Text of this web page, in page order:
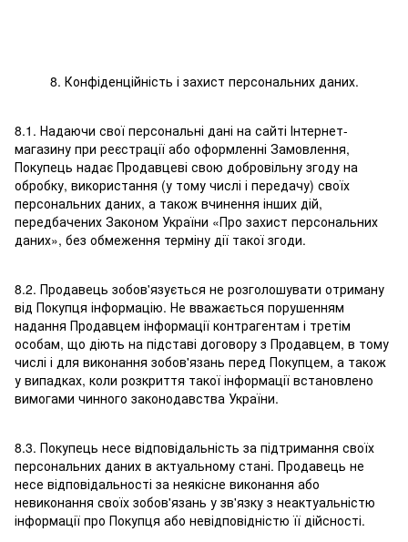
8. Конфіденційність і захист персональних даних.
8.1. Надаючи свої персональні дані на сайті Інтернет-
магазину при реєстрації або оформленні Замовлення,
Покупець надає Продавцеві свою добровільну згоду на
обробку, використання (у тому числі і передачу) своїх
персональних даних, а також вчинення інших дій,
передбачених Законом України «Про захист персональних
даних», без обмеження терміну дії такої згоди.
8.2. Продавець зобов'язується не розголошувати отриману
від Покупця інформацію. Не вважається порушенням
надання Продавцем інформації контрагентам і третім
особам, що діють на підставі договору з Продавцем, в тому
числі і для виконання зобов'язань перед Покупцем, а також
у випадках, коли розкриття такої інформації встановлено
вимогами чинного законодавства України.
8.3. Покупець несе відповідальність за підтримання своїх
персональних даних в актуальному стані. Продавець не
несе відповідальності за неякісне виконання або
невиконання своїх зобов'язань у зв'язку з неактуальністю
інформації про Покупця або невідповідністю її дійсності.